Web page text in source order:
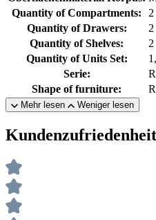
Quantity of Compartments:
2
Quantity of Drawers:
2
Quantity of Shelves:
2
Quantity of Units Set:
Serie:
Shape of furniture:
Mehr lesen Weniger lesen